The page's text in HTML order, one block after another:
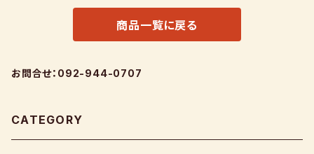
商品一覧に戻る
お問合せ：092-944-0707
CATEGORY